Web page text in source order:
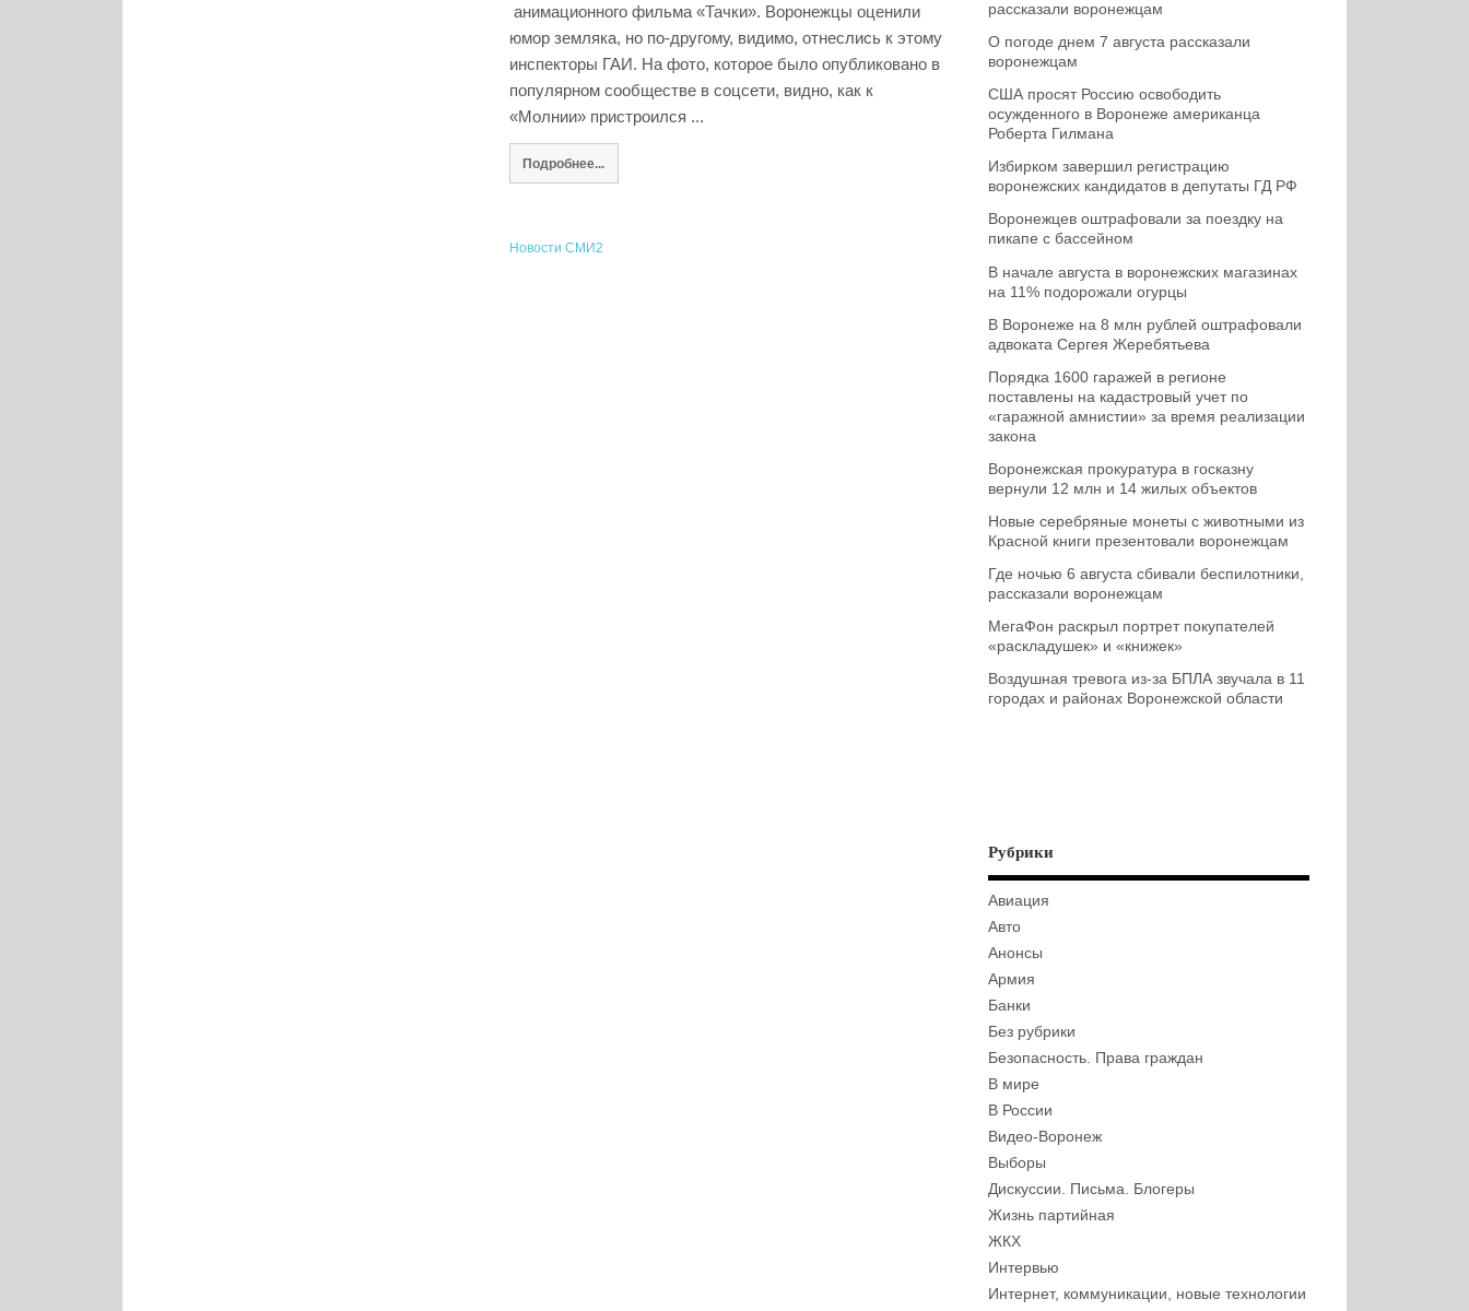
анимационного фильма «Тачки». Воронежцы оценили
юмор земляка, но по-другому, видимо, отнеслись к этому
инспекторы ГАИ. На фото, которое было опубликовано в
популярном сообществе в соцсети, видно, как к
«Молнии» пристроился ...
Подробнее...
Новости СМИ2
рассказали воронежцам
О погоде днем 7 августа рассказали
воронежцам
США просят Россию освободить
осужденного в Воронеже американца
Роберта Гилмана
Избирком завершил регистрацию
воронежских кандидатов в депутаты ГД РФ
Воронежцев оштрафовали за поездку на
пикапе с бассейном
В начале августа в воронежских магазинах
на 11% подорожали огурцы
В Воронеже на 8 млн рублей оштрафовали
адвоката Сергея Жеребятьева
Порядка 1600 гаражей в регионе
поставлены на кадастровый учет по
«гаражной амнистии» за время реализации
закона
Воронежская прокуратура в госказну
вернули 12 млн и 14 жилых объектов
Новые серебряные монеты с животными из
Красной книги презентовали воронежцам
Где ночью 6 августа сбивали беспилотники,
рассказали воронежцам
МегаФон раскрыл портрет покупателей
«раскладушек» и «книжек»
Воздушная тревога из-за БПЛА звучала в 11
городах и районах Воронежской области
Рубрики
Авиация
Авто
Анонсы
Армия
Банки
Без рубрики
Безопасность. Права граждан
В мире
В России
Видео-Воронеж
Выборы
Дискуссии. Письма. Блогеры
Жизнь партийная
ЖКХ
Интервью
Интернет, коммуникации, новые технологии